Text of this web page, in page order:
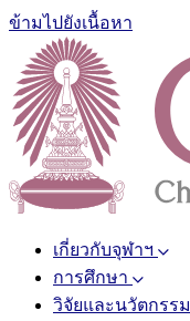
ข้ามไปยังเนื้อหา
เกี่ยวกับจุฬาฯ
การศึกษา
วิจัยและนวัตกรรม